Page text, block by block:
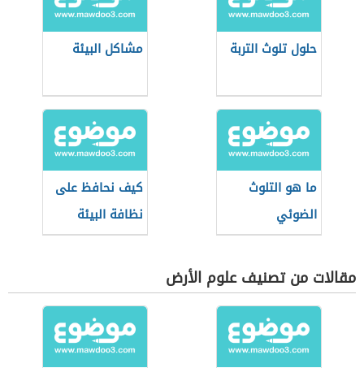
حلول تلوث التربة مشاكل البيئة
ما هو التلوث
الضوئي
كيف نحافظ على
نظافة البيئة
مقالات من تصنيف علوم الأرض